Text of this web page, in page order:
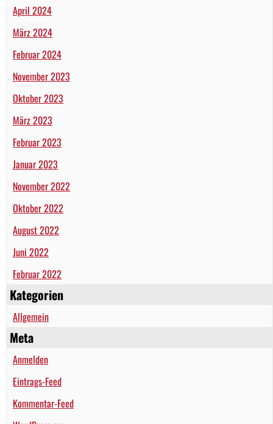
April 2024
März 2024
Februar 2024
November 2023
Oktober 2023
März 2023
Februar 2023
Januar 2023
November 2022
Oktober 2022
August 2022
Juni 2022
Februar 2022
Kategorien
Allgemein
Meta
Anmelden
Eintrags-Feed
Kommentar-Feed